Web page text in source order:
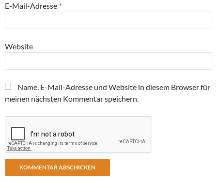
E-Mail-Adresse *
Website
Name, E-Mail-Adresse und Website in diesem Browser für
meinen nächsten Kommentar speichern.